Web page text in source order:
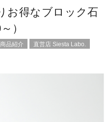
お得なブロック石
）
品紹介
直営店 Siesta Labo.